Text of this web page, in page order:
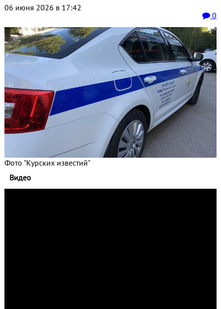
06 июня 2026 в 17:42
0
Фото "Курских известий"
Видео